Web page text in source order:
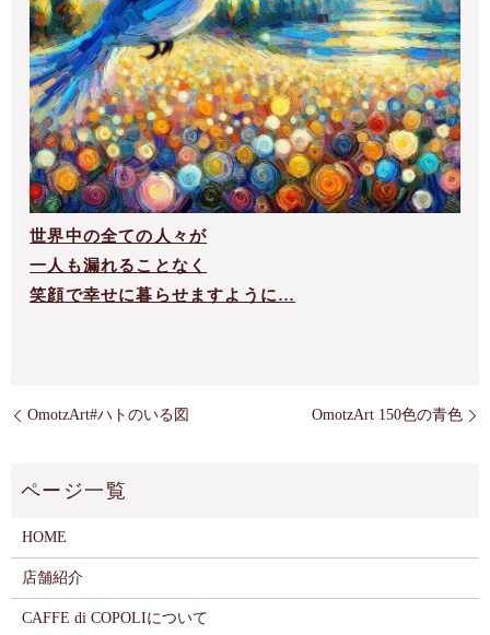
世界中の全ての人々が
一人も漏れることなく
笑顔で幸せに暮らせますように…
OmotzArt#ハトのいる図 OmotzArt 150色の青色
HOME
店舗紹介
CAFFE di COPOLIについて